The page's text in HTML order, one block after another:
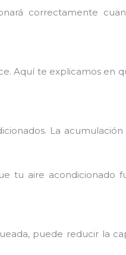
correctamente
Aquí te explicamos en
La
tu aire acondicionado
puede reducir la